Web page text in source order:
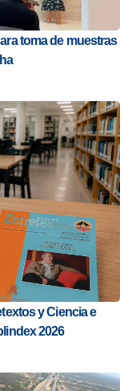
toma de muestras
y Ciencia e
2026